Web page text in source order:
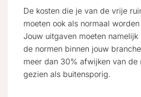
De kosten die je van de vrije
moeten ook als normaal
Jouw uitgaven moeten
de normen binnen jouw
meer dan 30% afwijken van de
gezien als buitensporig.